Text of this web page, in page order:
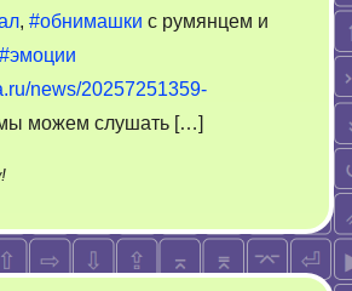
, #обнимашки с румянцем и
#эмоции
news/20257251359-
можем слушать […]
on
не
выдержала